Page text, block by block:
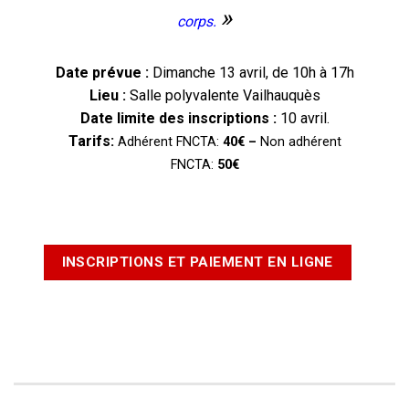
corps. »
Date prévue :Dimanche 13 avril, de 10h à 17h
Lieu :Salle polyvalente Vailhauquès
Date limite des inscriptions :10 avril.
Tarifs: Adhérent FNCTA: 40€ – Non adhérent
FNCTA: 50€
INSCRIPTIONS ET PAIEMENT EN LIGNE